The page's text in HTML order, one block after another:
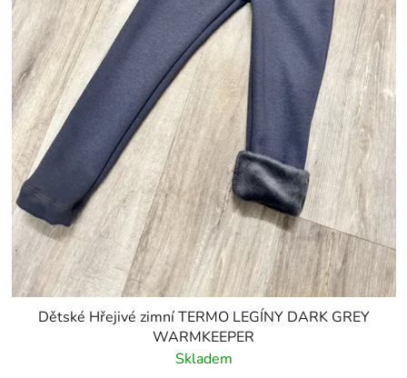
Dětské Hřejivé zimní TERMO LEGÍNY DARK GREY
WARMKEEPER
Skladem